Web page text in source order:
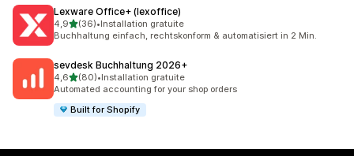
Lexware Office+ (lexoffice)
4,9étoile(s) sur 5
(36)
36 avis au total
•Installation gratuite
Buchhaltung einfach, rechtskonform & automatisiert in 2 Min.
sevdesk Buchhaltung 2026+
4,6étoile(s) sur 5
(80)
80 avis au total
•Installation gratuite
Automated accounting for your shop orders
Built for Shopify